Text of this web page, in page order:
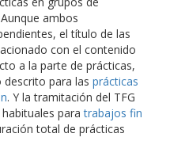
ambos
el título de las
con el contenido
a la parte de prácticas,
descrito para las prácticas
. Y la tramitación del TFG
habituales paratrabajos fin
total de prácticas